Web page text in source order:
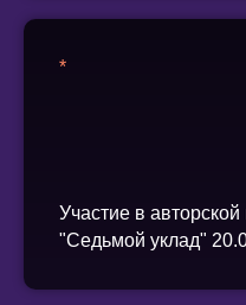
*
Участие в
"Седьмой уклад"